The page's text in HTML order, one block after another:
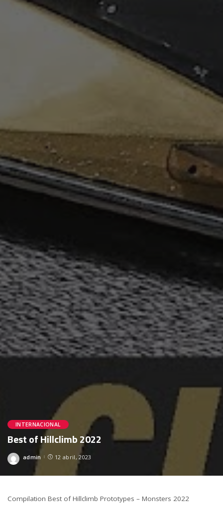
INTERNACIONAL
Best of Hillclimb 2022
Posted
admin 12 abril, 2023
Compilation Best of Hillclimb Prototypes – Monsters 2022